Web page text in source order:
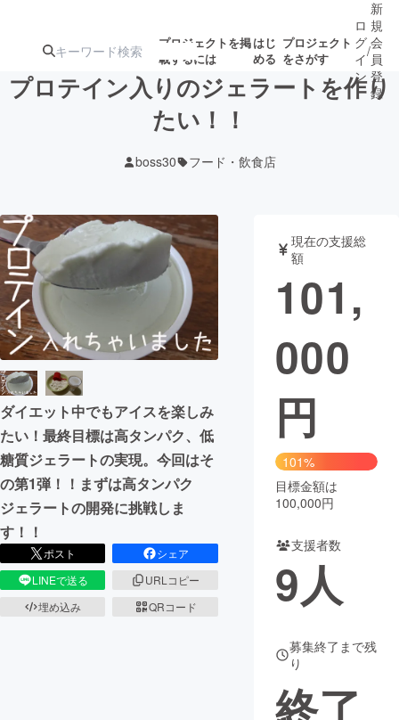
プロジェクトを掲
載するには
はじ
める
プロジェクト
をさがす
ジェクト
募集終了が近いプ
ロジェクト
アート・写真 音楽
テクノロジー・ガジェット ゲーム・サ
映像・映画
まちづくり・地域活性化
CAMPFIRE for Social Good
CAMPFIRE Creation
CAMPFIREふるさと納税
コミュニティ
ロ
グ
イ
ン
/
新
規
会
員
登
録
プロテイン入りのジェラートを作り
たい！！
boss30 フード・飲食店
ダイエット中でもアイスを楽しみ
たい！最終目標は高タンパク、低
糖質ジェラートの実現。今回はそ
の第1弾！！まずは高タンパク
ジェラートの開発に挑戦しま
す！！
ポスト
シェア
LINEで送る
URLコピー
埋め込み
QRコード
現在の支援総
額
101,
000
円
101%
目標金額は
100,000円
支援者数
9人
募集終了まで残
り
終了